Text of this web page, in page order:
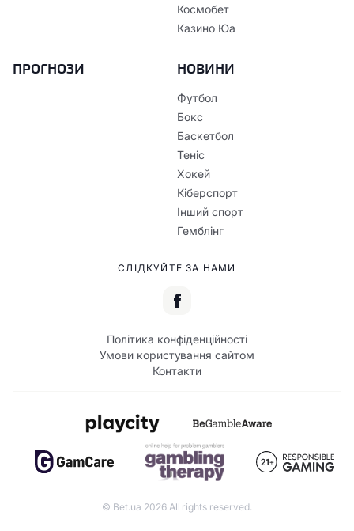
Космобет
Казино Юа
ПРОГНОЗИ НОВИНИ
Футбол
Бокс
Баскетбол
Теніс
Хокей
Кіберспорт
Інший спорт
Гемблінг
СЛІДКУЙТЕ ЗА НАМИ
Політика конфіденційності
Умови користування сайтом
Контакти
© Bet.ua 2026 All rights reserved.